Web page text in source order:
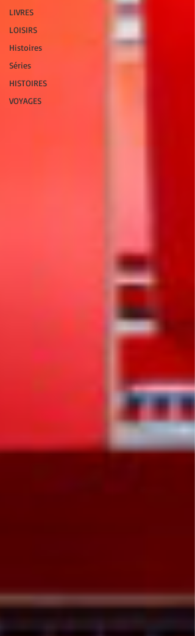
LIVRES
LOISIRS
Histoires
Séries
HISTOIRES
VOYAGES